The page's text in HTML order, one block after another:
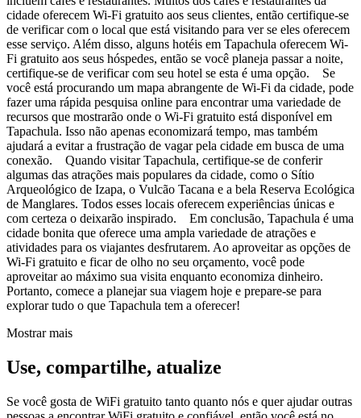
cidade oferecem Wi-Fi gratuito aos seus clientes, então certifique-se
de verificar com o local que está visitando para ver se eles oferecem
esse serviço. Além disso, alguns hotéis em Tapachula oferecem Wi-
Fi gratuito aos seus hóspedes, então se você planeja passar a noite,
certifique-se de verificar com seu hotel se esta é uma opção. Se
você está procurando um mapa abrangente de Wi-Fi da cidade, pode
fazer uma rápida pesquisa online para encontrar uma variedade de
recursos que mostrarão onde o Wi-Fi gratuito está disponível em
Tapachula. Isso não apenas economizará tempo, mas também
ajudará a evitar a frustração de vagar pela cidade em busca de uma
conexão. Quando visitar Tapachula, certifique-se de conferir
algumas das atrações mais populares da cidade, como o Sítio
Arqueológico de Izapa, o Vulcão Tacana e a bela Reserva Ecológica
de Manglares. Todos esses locais oferecem experiências únicas e
com certeza o deixarão inspirado. Em conclusão, Tapachula é uma
cidade bonita que oferece uma ampla variedade de atrações e
atividades para os viajantes desfrutarem. Ao aproveitar as opções de
Wi-Fi gratuito e ficar de olho no seu orçamento, você pode
aproveitar ao máximo sua visita enquanto economiza dinheiro.
Portanto, comece a planejar sua viagem hoje e prepare-se para
explorar tudo o que Tapachula tem a oferecer!
Mostrar mais
Use, compartilhe, atualize
Se você gosta de WiFi gratuito tanto quanto nós e quer ajudar outras